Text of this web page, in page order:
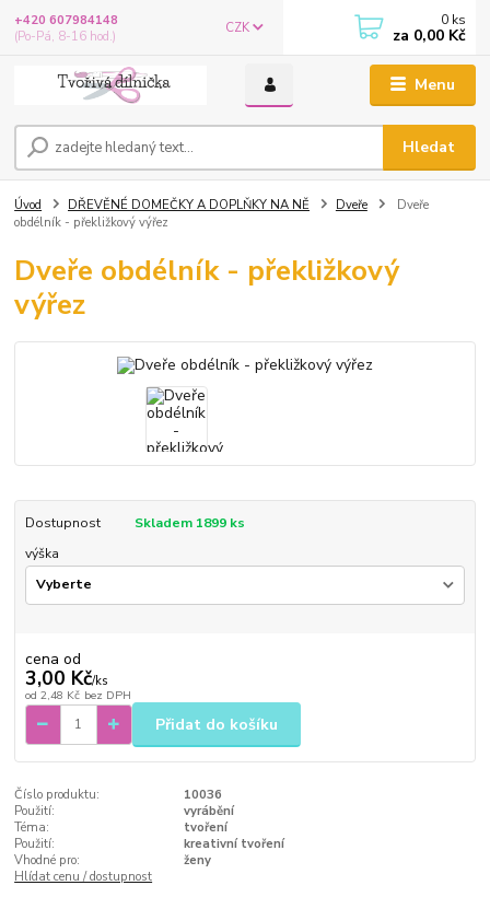
Menu
CZK
Hledat
+420 607984148
(Po-Pá, 8-16 hod.)
0 ks
za 0,00 Kč
Úvod DŘEVĚNÉ DOMEČKY A DOPLŇKY NA NĚ Dveře
Dveře
obdélník - překližkový výřez
Dveře obdélník - překližkový
výřez
Dostupnost
Skladem 1899 ks
výška
cena od
3,00 Kč/ks
od 2,48 Kč bez DPH
Přidat do košíku
Číslo produktu:
10036
Použití:
vyrábění
Téma:
tvoření
Použití:
kreativní tvoření
Vhodné pro:
ženy
Hlídat cenu / dostupnost